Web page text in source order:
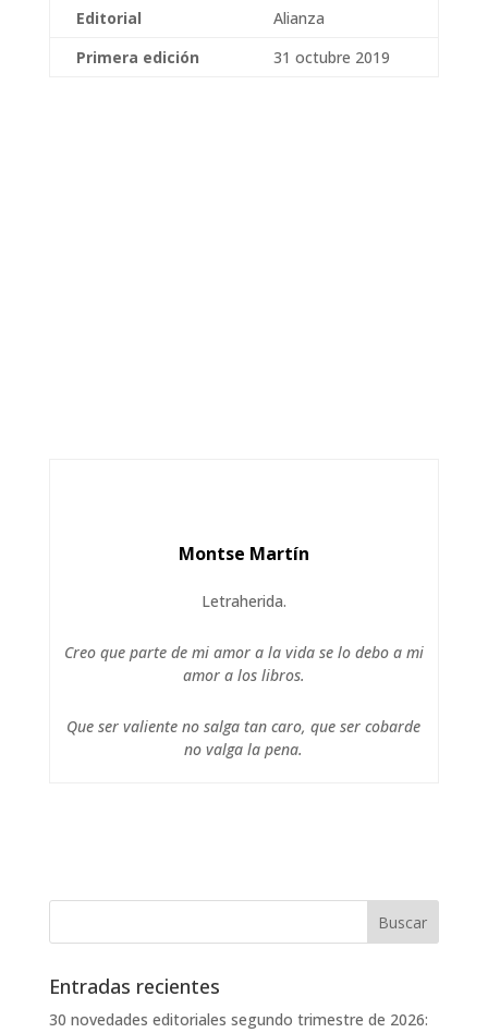
Editorial
Alianza
Primera edición
31 octubre 2019
Montse Martín
Letraherida.
Creo que parte de mi amor a la vida se lo debo a mi
amor a los libros.
Que ser valiente no salga tan caro, que ser cobarde
no valga la pena.
Entradas recientes
30 novedades editoriales segundo trimestre de 2026: